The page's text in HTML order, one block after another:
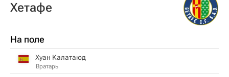
Хетафе
На поле
Хуан Калатаюд
Вратарь